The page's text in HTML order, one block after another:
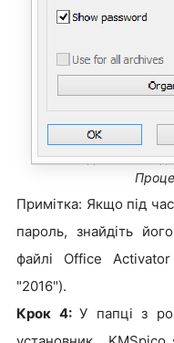
Примітка: Якщо під
пароль, знайдіть
файлі Office Activator
"2016").
Крок 4:У папці з